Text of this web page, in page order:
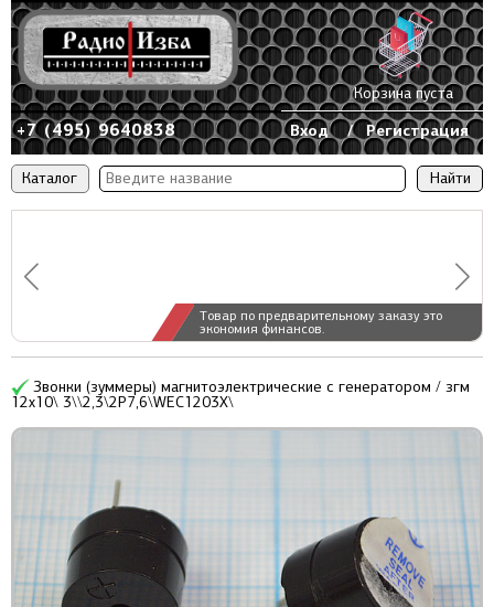
Каталог
Товар по предварительному заказу это
экономия финансов.
+7 (495) 9640838 Вход / Регистрация
Корзина пуста
Звонки (зуммеры) магнитоэлектрические c генератором / згм
12x10\ 3\\2,3\2P7,6\WEC1203X\